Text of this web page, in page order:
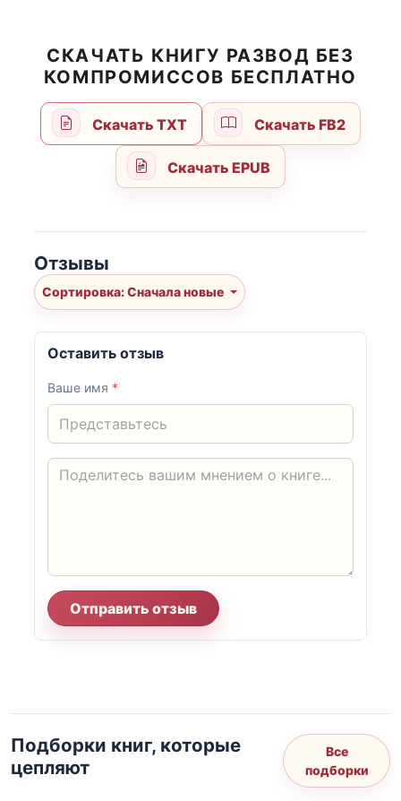
СКАЧАТЬ КНИГУ РАЗВОД БЕЗ
КОМПРОМИССОВ БЕСПЛАТНО
Скачать TXT Скачать FB2
Скачать EPUB
Отзывы
Сортировка: Сначала новые
Оставить отзыв
Ваше имя *
Отправить отзыв
Подборки книг, которые
цепляют
Все
подборки